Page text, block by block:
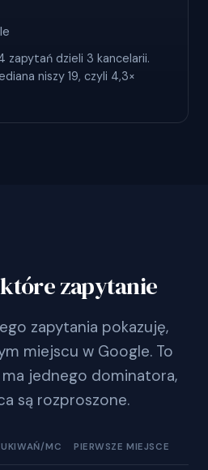
zapytań dzieli 3 kancelarii.
niszy 19, czyli 4,3×
zapytanie
zapytania pokazuję,
miejscu w Google. To
ma jednego dominatora,
są rozproszone.
MC PIERWSZE MIEJSCE